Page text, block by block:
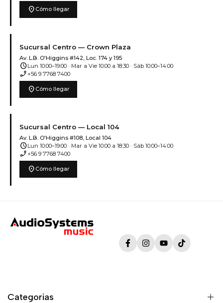
location_on Cómo llegar
Sucursal Centro — Crown Plaza
Av. L.B. O'Higgins #142, Loc. 174 y 195
scheduleLun 10:00–19:00 · Mar a Vie 10:00 a 18:30 · Sáb 10:00–14:00
phone_enabled +56 9 7768 7400
location_on Cómo llegar
Sucursal Centro — Local 104
Av. L.B. O'Higgins #108, Local 104
scheduleLun 10:00–19:00 · Mar a Vie 10:00 a 18:30 · Sáb 10:00–14:00
phone_enabled +56 9 7768 7400
location_on Cómo llegar
FacebookInstagramYouTubeTikTok
Categorias